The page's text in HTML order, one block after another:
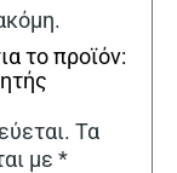
το προϊόν:
Τα
με *